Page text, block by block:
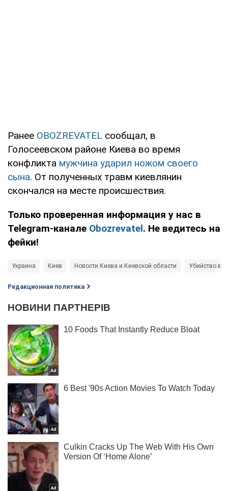
Ранее OBOZREVATEL сообщал, в
Голосеевском районе Киева во время
конфликта мужчина ударил ножом своего
сына. От полученных травм киевлянин
скончался на месте происшествия.
Только проверенная информация у нас в
Telegram-канале Obozrevatel. Не ведитесь на
фейки!
Украина Киев Новости Киева и Киевской области Убийство в
Редакционная политика